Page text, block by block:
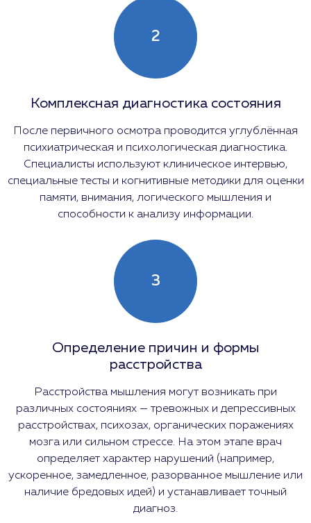
2
Комплексная диагностика состояния
После первичного осмотра проводится углублённая
психиатрическая и психологическая диагностика.
Специалисты используют клиническое интервью,
специальные тесты и когнитивные методики для оценки
памяти, внимания, логического мышления и
способности к анализу информации.
3
Определение причин и формы
расстройства
Расстройства мышления могут возникать при
различных состояниях — тревожных и депрессивных
расстройствах, психозах, органических поражениях
мозга или сильном стрессе. На этом этапе врач
определяет характер нарушений (например,
ускоренное, замедленное, разорванное мышление или
наличие бредовых идей) и устанавливает точный
диагноз.